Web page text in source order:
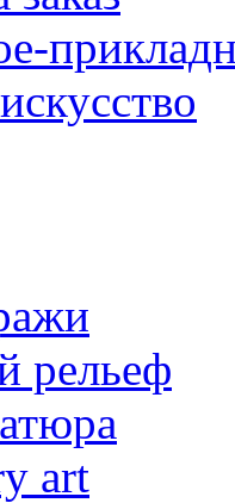
рельеф
art